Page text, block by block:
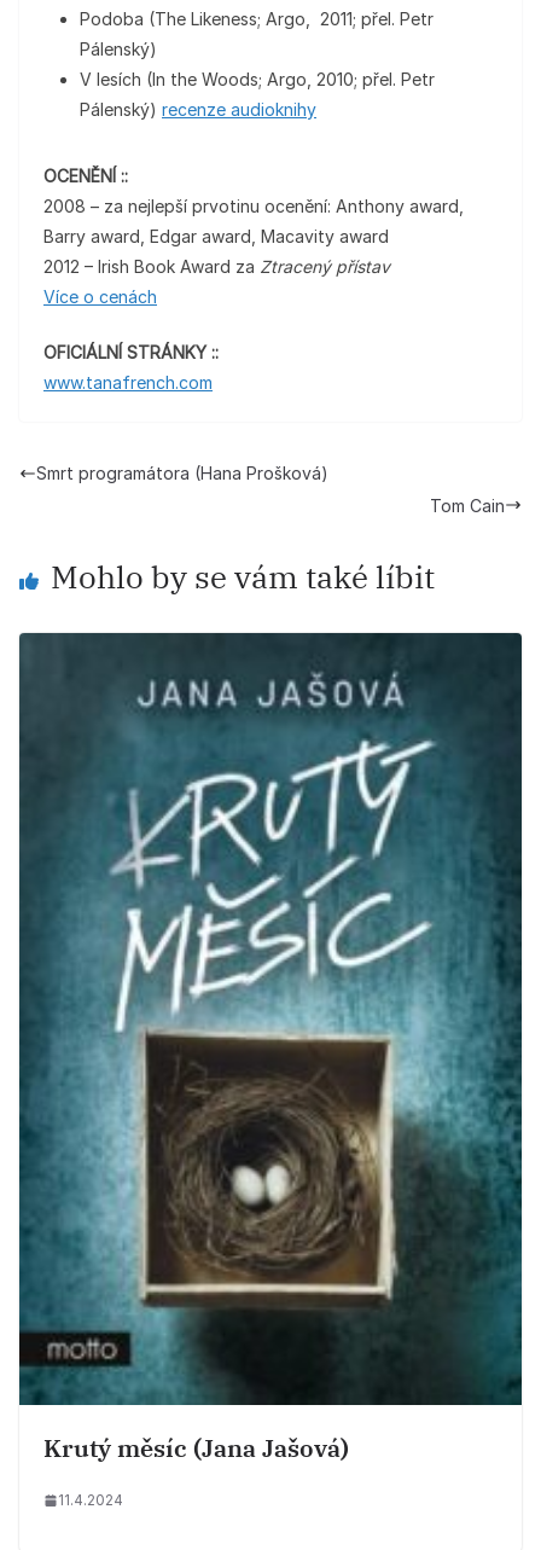
Podoba (The Likeness; Argo, 2011; přel. Petr
Pálenský)
V lesích (In the Woods; Argo, 2010; přel. Petr
Pálenský) recenze audioknihy
OCENĚNÍ ::
2008 – za nejlepší prvotinu ocenění: Anthony award,
Barry award, Edgar award, Macavity award
2012 – Irish Book Award za Ztracený přístav
Více o cenách
OFICIÁLNÍ STRÁNKY ::
www.tanafrench.com
Smrt programátora (Hana Prošková)
Tom Cain
Mohlo by se vám také líbit
Krutý měsíc (Jana Jašová)
11.4.2024